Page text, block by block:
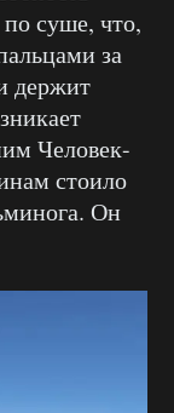
по суше, что,
за
держит
Человек-
стоило
Он